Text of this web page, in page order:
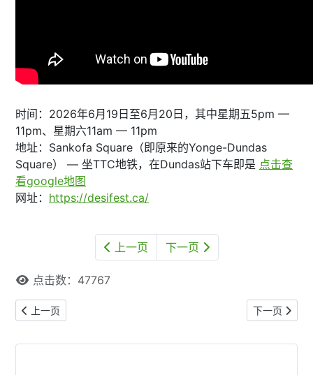
时间：2026年6月19日至6月20日，其中星期五5pm —
11pm、星期六11am — 11pm
地址：Sankofa Square（即原来的Yonge-Dundas
Square） — 坐TTC地铁，在Dundas站下车即是 点击查
看google地图
网址： https://desifest.ca/
上一页 下一页
点击数：47767
上一篇文章: 2026年加拿大国庆日公共场所哪些营业？哪些关门？
上一页 下一篇文章:
下一页